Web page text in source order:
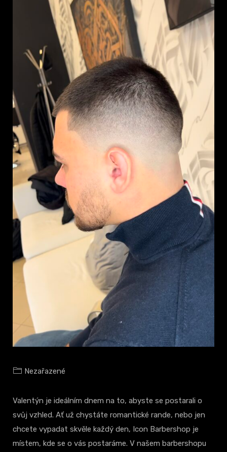
Nezařazené
Valentýn je ideálním dnem na to, abyste se postarali o
svůj vzhled. Ať už chystáte romantické rande, nebo jen
chcete vypadat skvěle každý den, Icon Barbershop je
místem, kde se o vás postaráme. V našem barbershopu